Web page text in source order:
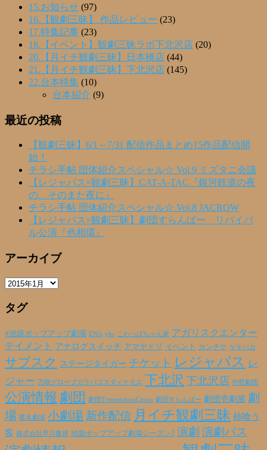
15.お知らせ (97)
16.【観劇三昧】 作品レビュー (23)
17.特集記事 (23)
18.【イベント】観劇三昧ラボ下北沢店 (20)
20.【月イチ観劇三昧】日本橋店 (44)
21.【月イチ観劇三昧】下北沢店 (145)
22.台本特集 (10)
台本紹介 (9)
最近の投稿
【観劇三昧】6/1～7/31 配信作品まとめ15作品配信開
始！
チラシ手帖 団体紹介スペシャル☆ Vol.9 ミズタニ会議
【レジャパス×観劇三昧】CAT-A-TAC『銀河鉄道の夜
の、そのまた夜に』
チラシ手帖 団体紹介スペシャル☆ Vol.8 JACROW
【レジャパス×観劇三昧】劇団すらんばー リバイバ
ル公演『色相環』
アーカイブ
ア
カ
ブ
タグ
#池袋ポップアップ劇場 ENG yhs こわっぱちゃん家 アガリスクエンター
テイメント アナログスイッチ アマヤドリ イベント カンチケ ゲキバカ
サブスク ステージタイガー チケット レジャパス レ
ジャー 万能グローブガラパゴスダイナモス 下北沢 下北沢店 中野劇団
公演情報 劇団 劇団TremendousCircus 劇団すらんばー 劇団壱劇屋 劇
場 匿名劇壇 小劇場 新作配信 月イチ観劇三昧 柿喰う
客 株式会社早川書房 池袋ポップアップ劇場シーズン2 演劇 演劇パス